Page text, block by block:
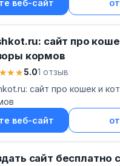
веб-сайт
сайт про
кормов
5.01 отзыв
сайт про кошек и
веб-сайт
сайт бесплатно